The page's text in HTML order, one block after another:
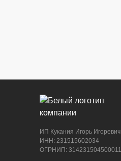
ИП Кукания Игорь Игоревич
ИНН: 231515602034
ОГРНИП: 314231504500011